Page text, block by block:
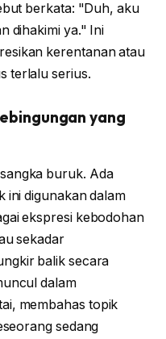
berkata: "Duh, aku
dihakimi ya." Ini
kerentanan atau
terlalu serius.
yang
buruk. Ada
ini digunakan dalam
ekspresi kebodohan
sekadar
balik secara
dalam
membahas topik
sedang